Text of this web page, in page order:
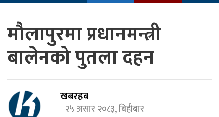
मौलापुरमा प्रधानमन्त्री
बालेनको पुतला दहन
खबरहब
२५ असार २०८३, बिहीबार